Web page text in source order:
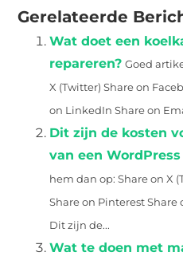
Gerelateerde
Wat doet een
repareren? Goed
X (Twitter) Share on
on LinkedIn Share on
Dit zijn de kosten
van een
hem dan op: Share on X
Share on Pinterest
Dit zijn de...
Wat te doen met